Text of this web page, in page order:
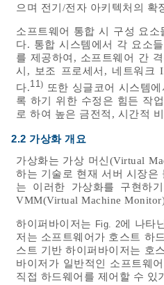
으며 전기/전자 아키텍처의 확
소프트웨어 통합 시 구성 요
다. 통합 시스템에서 각 요소
를 제공하여, 소프트웨어 간
시, 보조 프로세서, 네트워크
다.11 ) 또한 싱글코어 시스템
록 하기 위한 수정은 힘든 작
로 하여 높은 금전적, 시간적
2.2 가상화 개요
가상화는 가상 머신(Virtual
하는 기술로 현재 서버 시장은
는 이러한 가상화를 구현하
VMM(Virtual Machine
하이퍼바이저는 Fig. 2에 나타
저는 소프트웨어가 호스트 하
스트 기반 하이퍼바이저는 호
바이저가 일반적인 소프트웨
직접 하드웨어를 제어할 수 있